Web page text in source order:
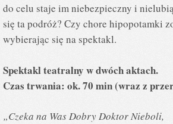
do celu staje im niebezpieczny i
się ta podróż? Czy chore hipopotamki
wybierając się na spektakl.
Spektakl teatralny w dwóch aktach.
Czas trwania: ok. 70 min (wraz z
„Czeka na Was Dobry Doktor Nieboli,